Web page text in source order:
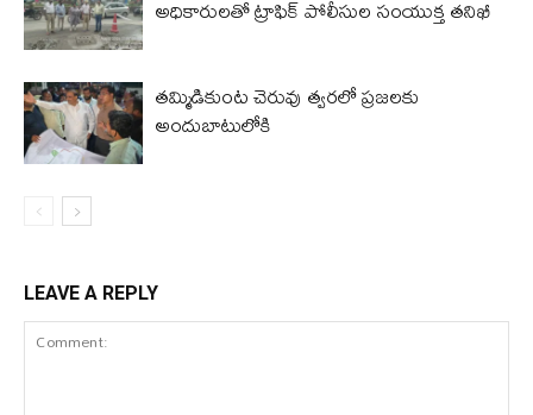
అధికారులతో ట్రాఫిక్ పోలీసుల సంయుక్త తనిఖీ
తమ్మిడికుంట చెరువు త్వరలో ప్రజలకు
అందుబాటులోకి
LEAVE A REPLY